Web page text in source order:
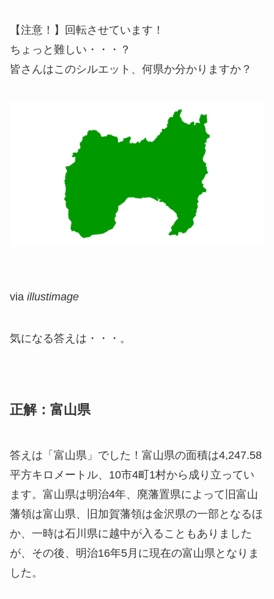
【注意！】回転させています！
ちょっと難しい・・・？
皆さんはこのシルエット、何県か分かりますか？
via illustimage
気になる答えは・・・。
正解：富山県
答えは「富山県」でした！富山県の面積は4,247.58
平方キロメートル、10市4町1村から成り立ってい
ます。富山県は明治4年、廃藩置県によって旧富山
藩領は富山県、旧加賀藩領は金沢県の一部となるほ
か、一時は石川県に越中が入ることもありました
が、その後、明治16年5月に現在の富山県となりま
した。